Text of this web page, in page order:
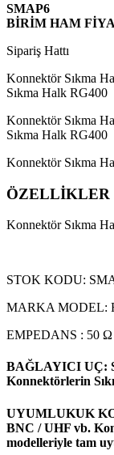
SMAP6
BİRİM HAM
Sipariş Hattı
Konnektör Sıkma
Sıkma Halk RG400
Konnektör Sıkma
Sıkma Halk RG400
Konnektör Sıkma
ÖZELLİKLER
Konnektör Sıkma
STOK KODU:
MARKA MODEL:
EMPEDANS : 50 Ω
BAĞLAYICI UÇ:
Konnektörlerin
UYUMLUKUK
BNC / UHF vb.
modelleriyle tam